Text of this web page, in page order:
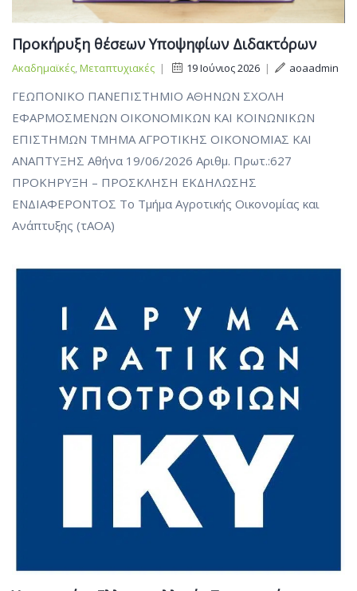
Προκήρυξη θέσεων Υποψηφίων Διδακτόρων
Ακαδημαϊκές,Μεταπτυχιακές | 19 Ιούνιος 2026 | aoaadmin
ΓΕΩΠΟΝΙΚΟ ΠΑΝΕΠΙΣΤΗΜΙΟ ΑΘΗΝΩΝ ΣΧΟΛΗ
ΕΦΑΡΜΟΣΜΕΝΩΝ ΟΙΚΟΝΟΜΙΚΩΝ ΚΑΙ ΚΟΙΝΩΝΙΚΩΝ
ΕΠΙΣΤΗΜΩΝ ΤΜΗΜΑ ΑΓΡΟΤΙΚΗΣ ΟΙΚΟΝΟΜΙΑΣ ΚΑΙ
ΑΝΑΠΤΥΞΗΣ Αθήνα 19/06/2026 Αριθμ. Πρωτ.:627
ΠΡΟΚΗΡΥΞΗ – ΠΡΟΣΚΛΗΣΗ ΕΚΔΗΛΩΣΗΣ
ΕΝΔΙΑΦΕΡΟΝΤΟΣ Το Τμήμα Αγροτικής Οικονομίας και
Ανάπτυξης (τΑΟΑ)